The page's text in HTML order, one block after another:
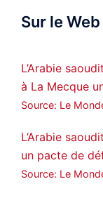
ܐܒܓܪ
Sur le Web
L’Arabie
à La Mecque
Source: Le
L’Arabie
un pacte de
Source: Le